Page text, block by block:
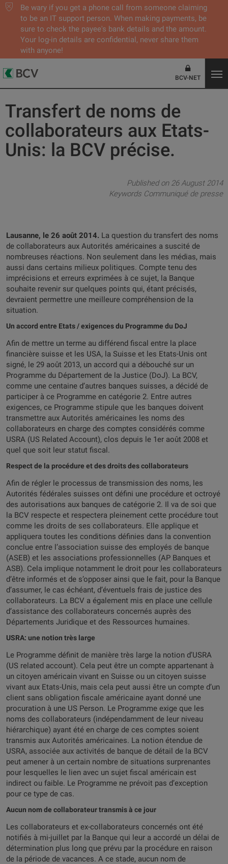
Be wary if you get a phone call from someone claiming
to be an IT support person. When making payments, be
sure to check the payee's bank details and the amount.
Your log-in details are confidential, never share them
with anyone!
BCV-NET
Transfert de noms de
collaborateurs aux Etats-
Unis: la BCV précise.
Published on 26 August 2014
Keywords Communiqué de presse
Lausanne, le 26 août 2014. La question du transfert des noms
de collaborateurs aux Autorités américaines a suscité de
nombreuses réactions. Non seulement dans les médias, mais
aussi dans certains milieux politiques. Compte tenu des
imprécisions et erreurs exprimées à ce sujet, la Banque
souhaite revenir sur quelques points qui, étant précisés,
devraient permettre une meilleure compréhension de la
situation.
Un accord entre Etats / exigences du Programme du DoJ
Afin de mettre un terme au différend fiscal entre la place
financière suisse et les USA, la Suisse et les Etats-Unis ont
signé, le 29 août 2013, un accord qui a débouché sur un
Programme du Département de la Justice (DoJ). La BCV,
comme une centaine d’autres banques suisses, a décidé de
participer à ce Programme en catégorie 2. Entre autres
exigences, ce Programme stipule que les banques doivent
transmettre aux Autorités américaines les noms des
collaborateurs en charge des comptes considérés comme
USRA (US Related Account), clos depuis le 1er août 2008 et
quel que soit leur statut fiscal.
Respect de la procédure et des droits des collaborateurs
Afin de régler le processus de transmission des noms, les
Autorités fédérales suisses ont défini une procédure et octroyé
des autorisations aux banques de catégorie 2. Il va de soi que
la BCV respecte et respectera pleinement cette procédure tout
comme les droits de ses collaborateurs. Elle applique et
appliquera toutes les conditions définies dans la convention
conclue entre l’association suisse des employés de banque
(ASEB) et les associations professionnelles (AP Banques et
ASB). Cela implique notamment le droit pour les collaborateurs
d’être informés et de s’opposer ainsi que le fait, pour la Banque
d’assumer, le cas échéant, d’éventuels frais de justice des
collaborateurs. La BCV a également mis en place une cellule
d’assistance des collaborateurs concernés auprès des
Départements Juridique et des Ressources humaines.
USRA: une notion très large
Le Programme définit de manière très large la notion d’USRA
(US related account). Cela peut être un compte appartenant à
un citoyen américain vivant en Suisse ou un citoyen suisse
vivant aux Etats-Unis, mais cela peut aussi être un compte d’un
client sans obligation fiscale américaine ayant donné une
procuration à une US Person. Le Programme exige que les
noms des collaborateurs (indépendamment de leur niveau
hiérarchique) ayant été en charge de ces comptes soient
transmis aux Autorités américaines. La notion étendue de
USRA, associée aux activités de banque de détail de la BCV
peut amener à un certain nombre de situations surprenantes
pour lesquelles le lien avec un sujet fiscal américain est
indirect ou faible. Le Programme ne prévoit pas d’exception
pour ce type de cas.
Aucun nom de collaborateur transmis à ce jour
Les collaborateurs et ex-collaborateurs concernés ont été
notifiés à mi-juillet par la Banque qui leur a accordé un délai de
détermination plus long que prévu par la procédure en raison
de la période de vacances. A ce stade, aucun nom de